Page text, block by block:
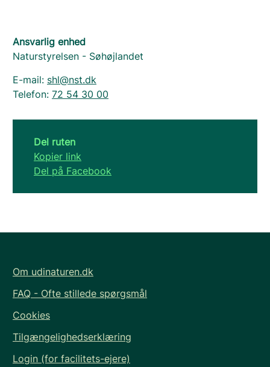
Ansvarlig enhed
Naturstyrelsen - Søhøjlandet
E-mail: shl@nst.dk
Telefon: 72 54 30 00
Del ruten
Kopier link
Del på Facebook
Om udinaturen.dk
FAQ - Ofte stillede spørgsmål
Cookies
Tilgængelighedserklæring
Login (for facilitets-ejere)